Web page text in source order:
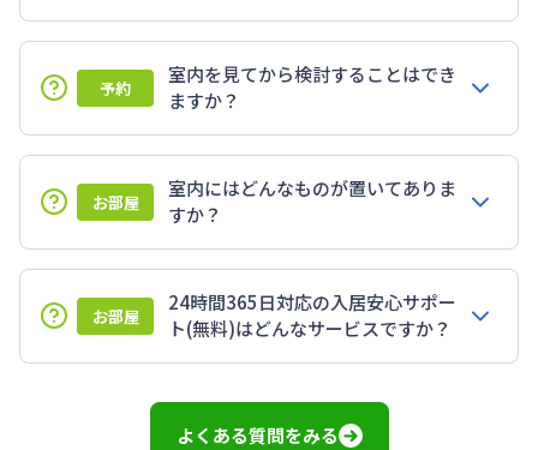
予約
室内を見てから検討することはでき
ますか？
お部屋
室内にはどんなものが置いてありま
すか？
お部屋
24時間365日対応の入居安心サポー
ト(無料)はどんなサービスですか？
よくある質問をみる